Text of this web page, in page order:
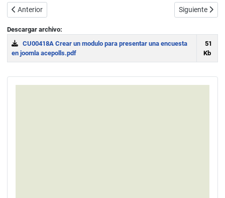
Artículo anterior: Crear módulos en Joomla (título, alias, sufijo de
Anterior Artículo
Siguiente
Descargar archivo:
CU00418A Crear un modulo para presentar una encuesta
en joomla acepolls.pdf
51
Kb